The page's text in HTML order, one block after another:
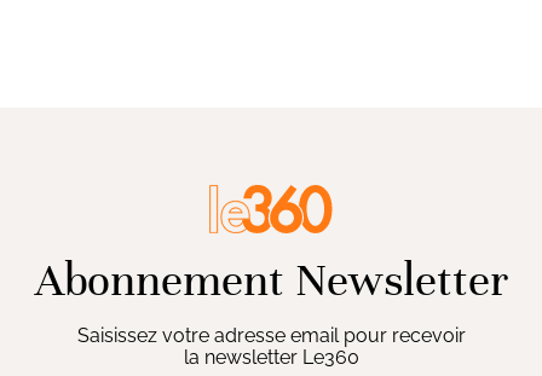
Abonnement Newsletter
Saisissez votre adresse email pour recevoir
la newsletter Le360